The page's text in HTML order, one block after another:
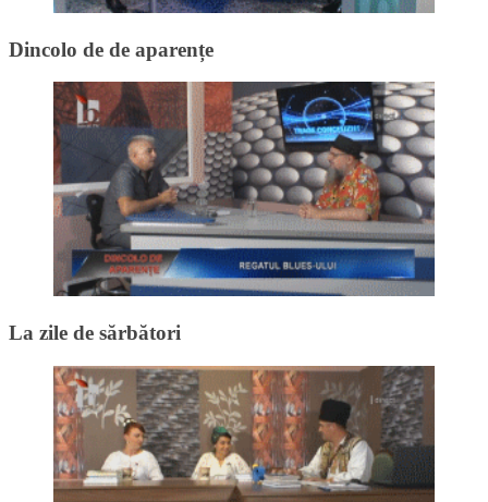
Dincolo de de aparențe
La zile de sărbători